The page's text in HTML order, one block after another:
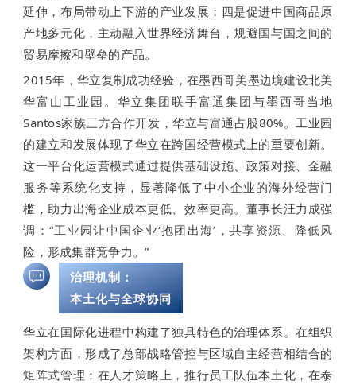
延伸，布局带动上下游的产业发展；四是促进中国商品原
产地多元化，主动融入世界经济舞台，规避国与国之间的
贸易摩擦和壁垒的产品。
2015年，华立复制成功经验，在墨西哥美墨边境建设北美
华富山工业园。华立集团联手富通集团与墨西哥当地
Santos家族三方合作开发，华立与富通占股80%。工业园
的建立和发展体现了华立在跨国经营模式上的重要创新。
这一平台化运营模式通过提供基础设施、政策对接、金融
服务等系统化支持，显著降低了中小企业的海外经营门
槛，助力出海企业成本更低、效率更高。董事长汪力成强
调：“工业园让中国企业‘抱团出海’，共享资源、降低风
险，形成集群竞争力。”
治理机制：
本土化与全球协同
华立在国际化进程中构建了独具特色的治理体系。在组织
架构方面，形成了总部战略管控与区域自主经营相结合的
矩阵式管理；在人才策略上，推行员工队伍本土化，在泰